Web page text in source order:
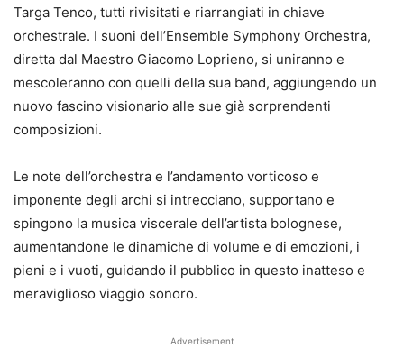
Targa Tenco, tutti rivisitati e riarrangiati in chiave
orchestrale. I suoni dell’Ensemble Symphony Orchestra,
diretta dal Maestro Giacomo Loprieno, si uniranno e
mescoleranno con quelli della sua band, aggiungendo un
nuovo fascino visionario alle sue già sorprendenti
composizioni.
Le note dell’orchestra e l’andamento vorticoso e
imponente degli archi si intrecciano, supportano e
spingono la musica viscerale dell’artista bolognese,
aumentandone le dinamiche di volume e di emozioni, i
pieni e i vuoti, guidando il pubblico in questo inatteso e
meraviglioso viaggio sonoro.
Advertisement